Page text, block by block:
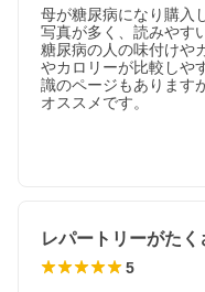
母が糖尿病になり購入
写真が多く、読みやす
糖尿病の人の味付けや
やカロリーが比較しや
識のページもあります
オススメです。
レパートリーがたく
5